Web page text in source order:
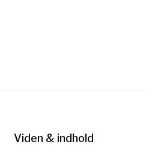
Viden & indhold